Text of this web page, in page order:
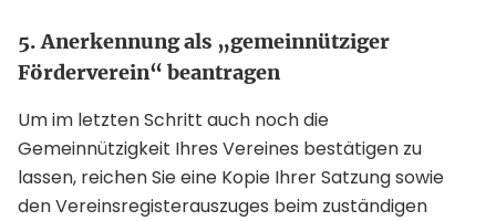
5. Anerkennung als „gemeinnütziger
Förderverein“ beantragen
Um im letzten Schritt auch noch die
Gemeinnützigkeit Ihres Vereines bestätigen zu
lassen, reichen Sie eine Kopie Ihrer Satzung sowie
den Vereinsregisterauszuges beim zuständigen